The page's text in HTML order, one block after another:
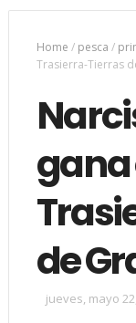
Home / pesca /
Trasierra-Tierras
gana
de
jueves, mayo